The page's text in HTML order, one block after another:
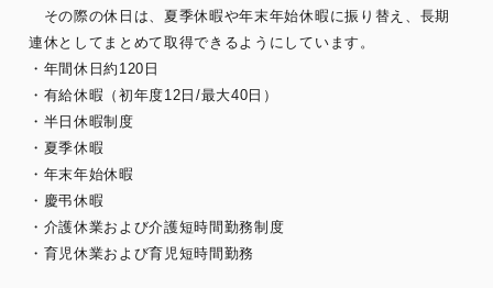
その際の休日は、夏季休暇や年末年始休暇に振り替え、長期
連休としてまとめて取得できるようにしています。
・年間休日約120日
・有給休暇（初年度12日/最大40日）
・半日休暇制度
・夏季休暇
・年末年始休暇
・慶弔休暇
・介護休業および介護短時間勤務制度
・育児休業および育児短時間勤務